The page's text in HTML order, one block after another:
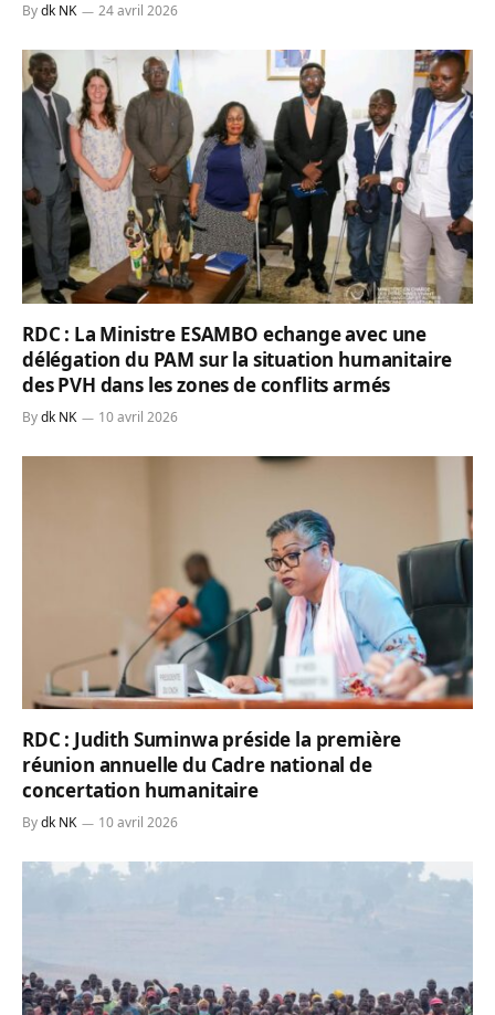
Bydk NK 24 avril 2026
RDC : La Ministre ESAMBO echange avec une
délégation du PAM sur la situation humanitaire
des PVH dans les zones de conflits armés
Bydk NK 10 avril 2026
RDC : Judith Suminwa préside la première
réunion annuelle du Cadre national de
concertation humanitaire
Bydk NK 10 avril 2026